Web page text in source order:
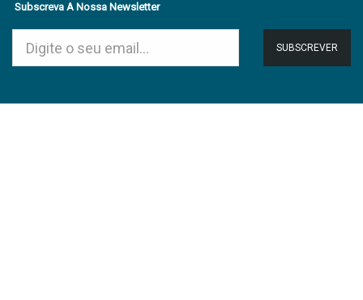
Subscreva A Nossa Newsletter
SUBSCREVER